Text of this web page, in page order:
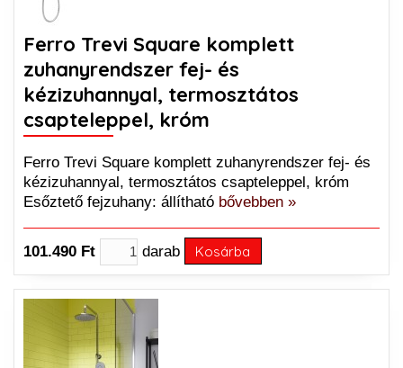
Ferro Trevi Square komplett
zuhanyrendszer fej- és
kézizuhannyal, termosztátos
csapteleppel, króm
Ferro Trevi Square komplett zuhanyrendszer fej- és
kézizuhannyal, termosztátos csapteleppel, króm
Esőztető fejzuhany: állítható bővebben »
101.490 Ft darab Kosárba